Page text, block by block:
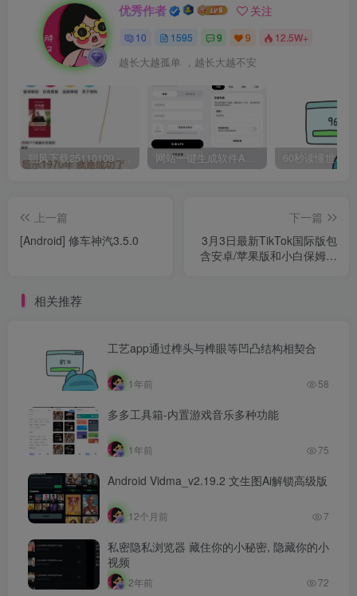
优秀作者 关注
10 1595 9 9 12.5W+
越长大越孤单 ，越长大越不安
朔风下载25110109 -磁力下载神器-去VIP限制版本 网站一键生成软件APP 完美版 同时支持打包html文件
上一篇
[Android] 修车神汽3.5.0
下一篇
3月3日最新TikTok国际版包
含安卓/苹果版和小白保姆式
相关推荐
工艺app通过榫头与榫眼等凹凸结构相契合
1年前 58
多多工具箱-内置游戏音乐多种功能
1年前 75
Android Vidma_v2.19.2 文生图Ai解锁高级版
12个月前 7
私密隐私浏览器 藏住你的小秘密, 隐藏你的小
视频
2年前 72